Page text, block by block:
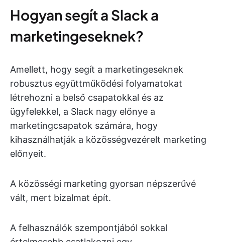
Hogyan segít a Slack a
marketingeseknek?
Amellett, hogy segít a marketingeseknek
robusztus együttműködési folyamatokat
létrehozni a belső csapatokkal és az
ügyfelekkel, a Slack nagy előnye a
marketingcsapatok számára, hogy
kihasználhatják a közösségvezérelt marketing
előnyeit.
A közösségi marketing gyorsan népszerűvé
vált, mert bizalmat épít.
A felhasználók szempontjából sokkal